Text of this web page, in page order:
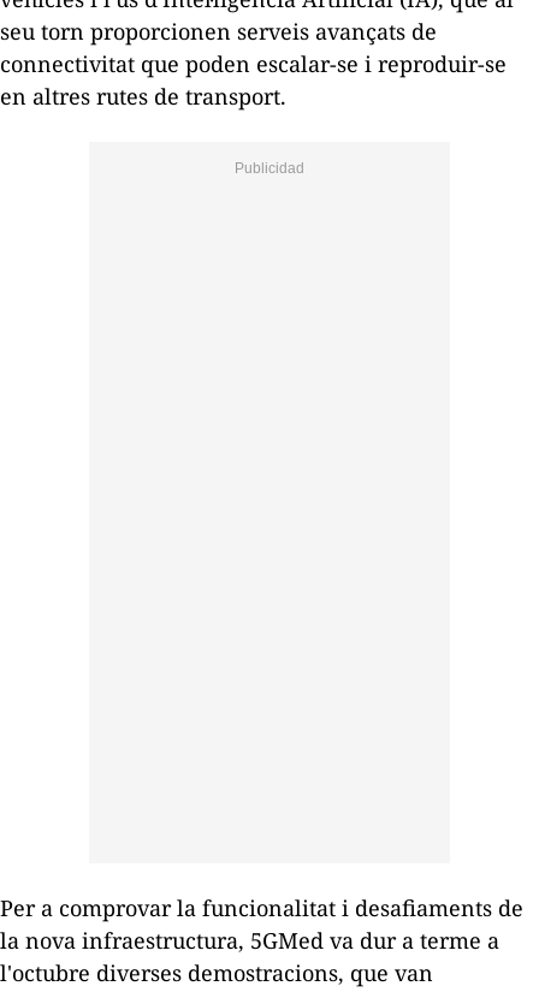
seu torn proporcionen serveis avançats de
connectivitat que poden escalar-se i reproduir-se
en altres rutes de transport.
Per a comprovar la funcionalitat i desafiaments de
la nova infraestructura, 5GMed va dur a terme a
l'octubre diverses demostracions, que van